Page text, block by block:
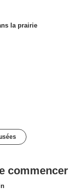
la prairie
commencer